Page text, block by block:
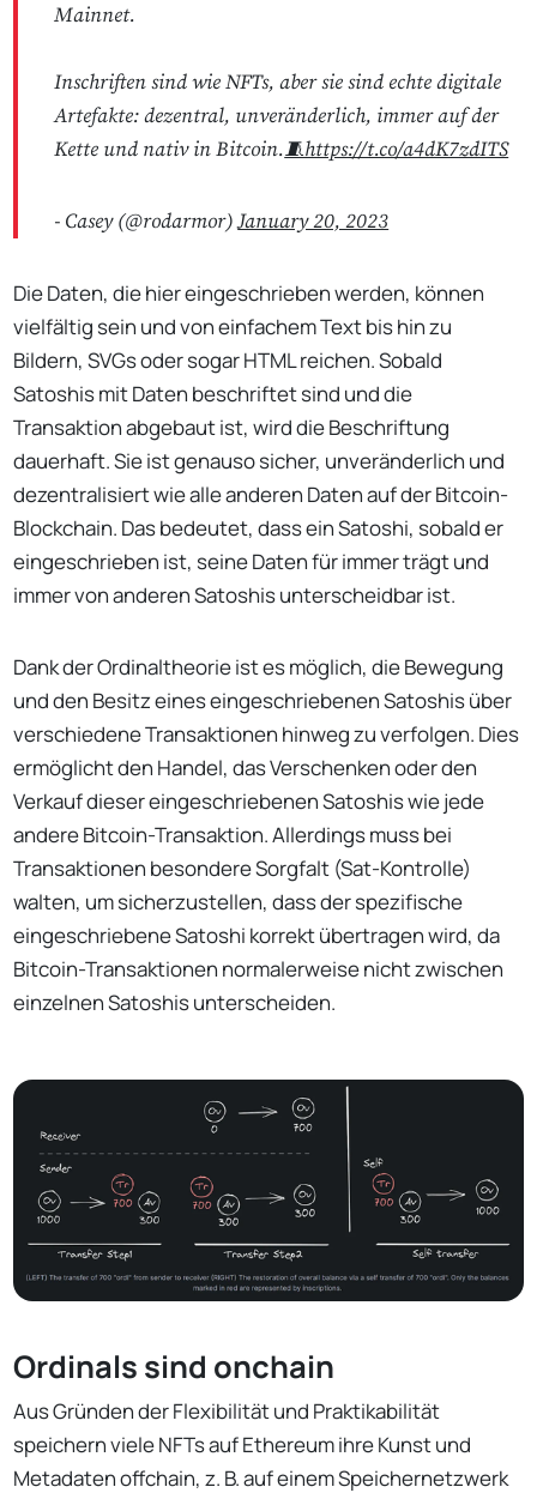
Mainnet.
Inschriften sind wie NFTs, aber sie sind echte digitale
Artefakte: dezentral, unveränderlich, immer auf der
Kette und nativ in Bitcoin.🧵https://t.co/a4dK7zdITS
- Casey (@rodarmor)January 20, 2023
Die Daten, die hier eingeschrieben werden, können
vielfältig sein und von einfachem Text bis hin zu
Bildern, SVGs oder sogar HTML reichen. Sobald
Satoshis mit Daten beschriftet sind und die
Transaktion abgebaut ist, wird die Beschriftung
dauerhaft. Sie ist genauso sicher, unveränderlich und
dezentralisiert wie alle anderen Daten auf der Bitcoin-
Blockchain. Das bedeutet, dass ein Satoshi, sobald er
eingeschrieben ist, seine Daten für immer trägt und
immer von anderen Satoshis unterscheidbar ist.
Dank der Ordinaltheorie ist es möglich, die Bewegung
und den Besitz eines eingeschriebenen Satoshis über
verschiedene Transaktionen hinweg zu verfolgen. Dies
ermöglicht den Handel, das Verschenken oder den
Verkauf dieser eingeschriebenen Satoshis wie jede
andere Bitcoin-Transaktion. Allerdings muss bei
Transaktionen besondere Sorgfalt (Sat-Kontrolle)
walten, um sicherzustellen, dass der spezifische
eingeschriebene Satoshi korrekt übertragen wird, da
Bitcoin-Transaktionen normalerweise nicht zwischen
einzelnen Satoshis unterscheiden.
Ordinals sind onchain
Aus Gründen der Flexibilität und Praktikabilität
speichern viele NFTs auf Ethereum ihre Kunst und
Metadaten offchain, z. B. auf einem Speichernetzwerk